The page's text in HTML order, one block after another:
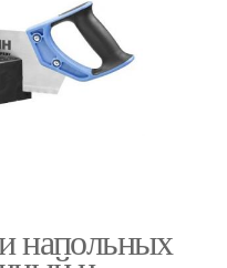
напольных